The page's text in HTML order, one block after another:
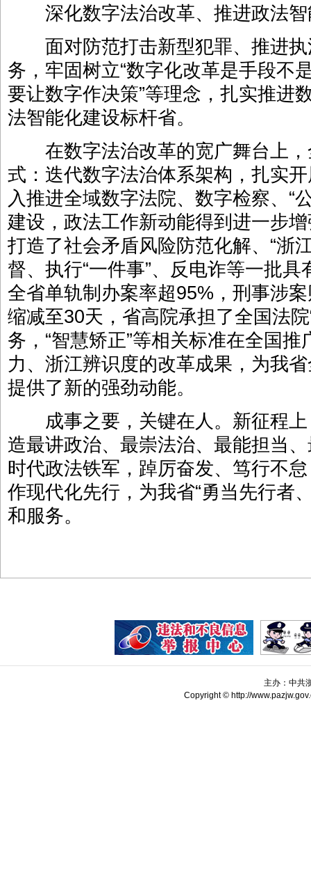
深化数字法治改革、推进政法
面对防范打击新型犯罪、推进执
务，牢固树立“数字化改革是手段不
要让数字作决策”等理念，扎实推进
法智能化建设标杆省。
在数字法治改革的宽广舞台上，
式：迭代数字法治体系架构，扎实
入推进全域数字法院、数字检察、“
建设，政法工作新动能得到进一步
打造了社会矛盾风险防范化解、“浙
督、执行“一件事”、反电诈等一批
全省单轨制办案率超95%，刑事涉
缩减至30天，省高院承担了全国法
务，“智慧矫正”等相关标准在全国
力、浙江辨识度的改革成果，为我
提供了新的强劲动能。
成事之要，关键在人。新征程上
造最讲政治、最崇法治、最能担当
时代政法铁军，踔厉奋发、笃行不
作现代化先行，为我省“勇当先行者
和服务。
主办：中共
Copyright © http://